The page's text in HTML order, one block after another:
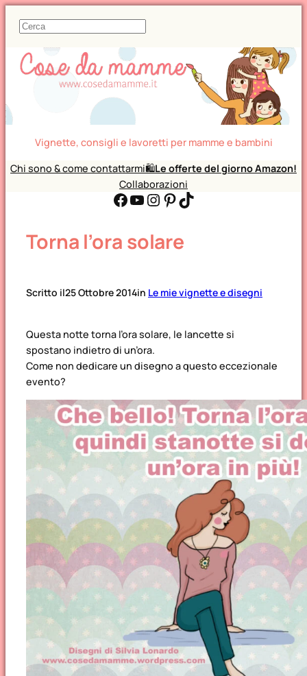
C
r
c
Vignette, consigli e lavoretti per mamme e bambini
Chi sono & come contattarmi🛍️Le offerte del giorno Amazon!
Collaborazioni
Facebook YouTube Instagram Pinterest TikTok
Torna l’ora solare
Scritto il25 Ottobre 2014in Le mie vignette e disegni
Questa notte torna l’ora solare, le lancette si
spostano indietro di un’ora.
Come non dedicare un disegno a questo eccezionale
evento?